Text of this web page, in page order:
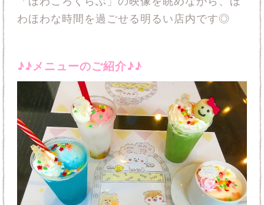
わほわな時間を過ごせる明るい店内です◎
♪♪メニューのご紹介♪♪